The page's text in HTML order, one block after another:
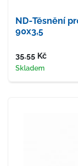
ND-Těsnění
90x3,5
Cena
35.55 Kč
Dostupnost
Skladem